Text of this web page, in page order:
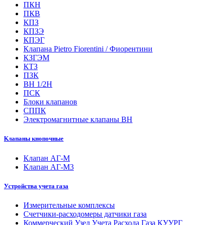
ПКН
ПКВ
КПЗ
КПЗЭ
КПЭГ
Клапана Pietro Fiorentini / Фиорентини
КЗГЭМ
КТЗ
ПЗК
ВН 1/2Н
ПСК
Блоки клапанов
СППК
Электромагнитные клапаны ВН
Клапаны кнопочные
Клапан АГ-М
Клапан АГ-М3
Устройства учета газа
Измерительные комплексы
Счетчики-расходомеры датчики газа
Коммерческий Узел Учета Расхода Газа КУУРГ